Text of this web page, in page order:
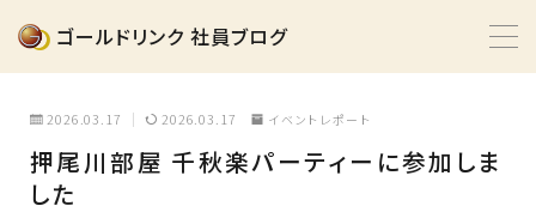
ゴールドリンク 社員ブログ
イベントレポート
2026.03.17 2026.03.17 イベントレポート
押尾川部屋 千秋楽パーティーに参加しま
した